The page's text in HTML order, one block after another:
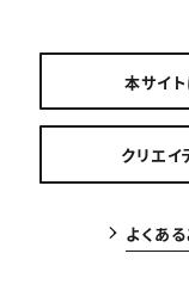
本サイ
クリエイ
よくあ